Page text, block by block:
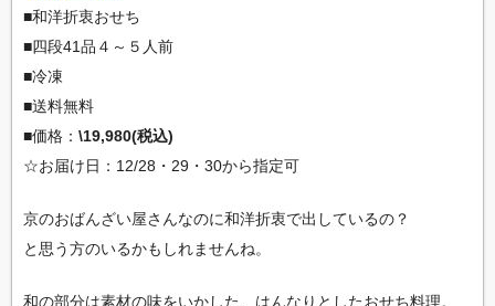
■和洋折衷おせち
■四段41品４～５人前
■冷凍
■送料無料
■価格： \19,980(税込)
☆お届け日：12/28・29・30から指定可
京のおばんざい屋さんなのに和洋折衷で出しているの？
と思う方のいるかもしれませんね。
和の部分は素材の味をいかした、はんなりとしたおせち料理。